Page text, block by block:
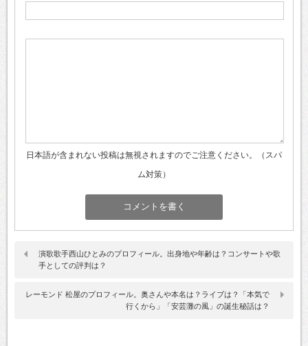
日本語が含まれない投稿は無視されますのでご注意ください。（スパ
ム対策）
演歌歌手西山ひとみのプロフィール。出身地や年齢は？コンサートや歌
手としての評判は？
レーモンド 松屋のプロフィール。奥さんや本名は？ライブは？「本気で
行くから」「安芸灘の風」の誕生秘話は？